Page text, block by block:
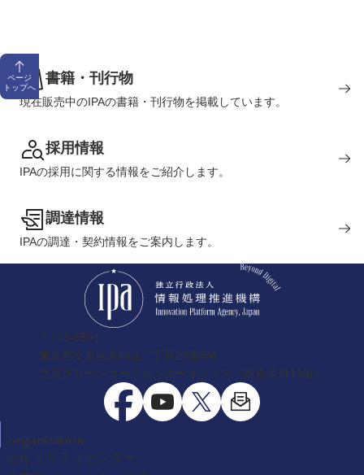
ページ
トップへ
書籍・刊行物
現在販売中のIPAの書籍・刊行物を掲載しています。
採用情報
IPAの採用に関する情報をご紹介します。
調達情報
IPAの調達・契約情報をご案内します。
〒113-6591
東京都文京区本駒込二丁目28番8号
文京グリーンコートセンターオフィス（総合受付13階）
organization
セキュリティセンター